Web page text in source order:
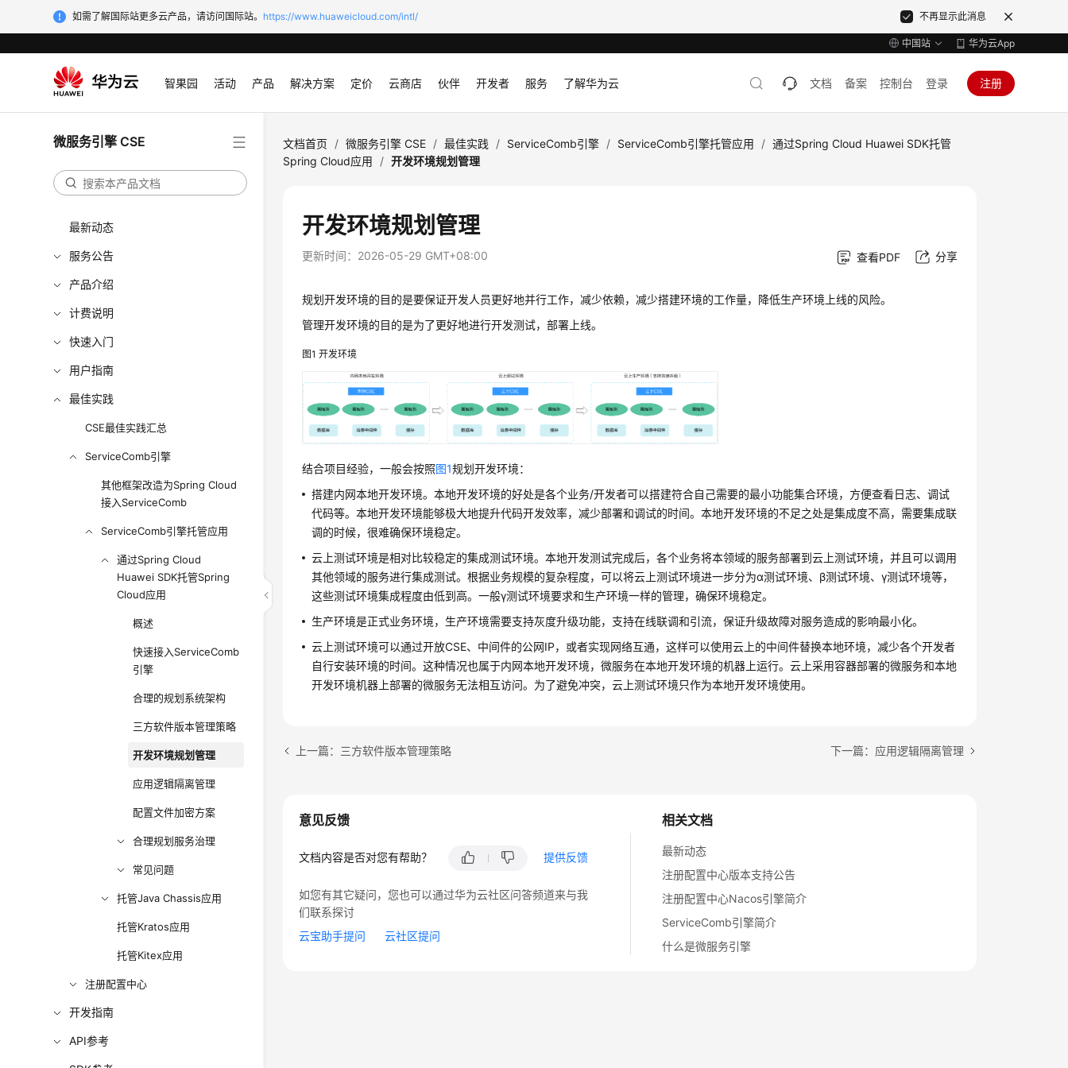
如需了解国际站更多云产品，请访问国际站。 https://www.huaweicloud.com/intl/ 不再显示此消息
中国站 华为云App
智果园 活动 产品 解决方案 定价 云商店 伙伴 开发者 服务 了解华为云 文档 备案 控制台 登录 注册
微服务引擎 CSE
最新动态
服务公告
产品介绍
计费说明
快速入门
用户指南
最佳实践
CSE最佳实践汇总
ServiceComb引擎
其他框架改造为Spring Cloud
接入ServiceComb
ServiceComb引擎托管应用
通过Spring Cloud
Huawei SDK托管Spring
Cloud应用
概述
快速接入ServiceComb
引擎
合理的规划系统架构
三方软件版本管理策略
开发环境规划管理
应用逻辑隔离管理
配置文件加密方案
合理规划服务治理
常见问题
托管Java Chassis应用
托管Kratos应用
托管Kitex应用
注册配置中心
开发指南
API参考
文档首页 / 微服务引擎 CSE / 最佳实践 / ServiceComb引擎 / ServiceComb引擎托管应用 / 通过Spring Cloud Huawei SDK托管
Spring Cloud应用
/ 开发环境规划管理
开发环境规划管理
更新时间： 2026-05-29 GMT+08:00 查看PDF 分享
规划开发环境的目的是要保证开发人员更好地并行工作，减少依赖，减少搭建环境的工作量，降低生产环境上线的风险。
管理开发环境的目的是为了更好地进行开发测试，部署上线。
图1开发环境
结合项目经验，一般会按照图1规划开发环境：
搭建内网本地开发环境。本地开发环境的好处是各个业务/开发者可以搭建符合自己需要的最小功能集合环境，方便查看日志、调试
代码等。本地开发环境能够极大地提升代码开发效率，减少部署和调试的时间。本地开发环境的不足之处是集成度不高，需要集成联
调的时候，很难确保环境稳定。
云上测试环境是相对比较稳定的集成测试环境。本地开发测试完成后，各个业务将本领域的服务部署到云上测试环境，并且可以调用
其他领域的服务进行集成测试。根据业务规模的复杂程度，可以将云上测试环境进一步分为α测试环境、β测试环境、γ测试环境等，
这些测试环境集成程度由低到高。一般γ测试环境要求和生产环境一样的管理，确保环境稳定。
生产环境是正式业务环境，生产环境需要支持灰度升级功能，支持在线联调和引流，保证升级故障对服务造成的影响最小化。
云上测试环境可以通过开放CSE、中间件的公网IP，或者实现网络互通，这样可以使用云上的中间件替换本地环境，减少各个开发者
自行安装环境的时间。这种情况也属于内网本地开发环境，微服务在本地开发环境的机器上运行。云上采用容器部署的微服务和本地
开发环境机器上部署的微服务无法相互访问。为了避免冲突，云上测试环境只作为本地开发环境使用。
上一篇：三方软件版本管理策略 下一篇：应用逻辑隔离管理
相关文档
最新动态
注册配置中心版本支持公告
注册配置中心Nacos引擎简介
ServiceComb引擎简介
什么是微服务引擎
意见反馈
文档内容是否对您有帮助？ 提供反馈
如您有其它疑问，您也可以通过华为云社区问答频道来与我
们联系探讨
云宝助手提问
云社区提问